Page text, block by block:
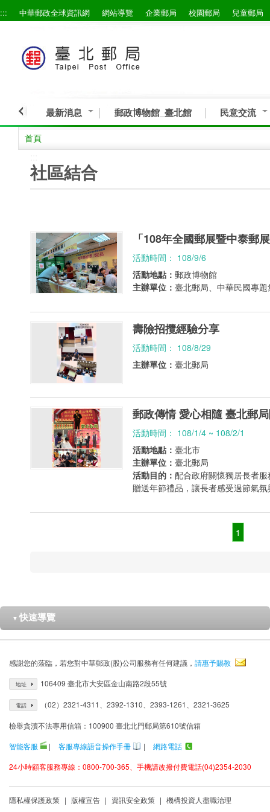
跳到主要內容區塊
::: 中華郵政全球資訊網 網站導覽 企業郵局 校園郵局 兒童郵局
最新消息 郵政博物館_臺北館 民意交流
首頁
社區結合
「108年全國郵展暨中泰郵
活動時間： 108/9/6
活動地點： 郵政博物館
主辦單位： 臺北郵局、中華民國專
壽險招攬經驗分享
活動時間： 108/8/29
主辦單位： 臺北郵局
郵政傳情 愛心相隨 臺北郵
活動時間： 108/1/4 ~ 108/2/1
活動地點： 臺北市
主辦單位： 臺北郵局
活動目的： 配合政府關懷獨居長者
贈送年節禮品，讓長者感受過節氣
1
▼ 快速導覽
感謝您的蒞臨，若您對中華郵政(股)公司服務有任何建議， 請惠予賜教
地址 106409 臺北市大安區金山南路2段55號
電話 （02）2321-4311、2392-1310、2393-1261、2321-3625
檢舉貪瀆不法專用信箱：100900 臺北北門郵局第610號信箱
智能客服
| 客服專線語音操作手冊 |
網路電話
24小時顧客服務專線：0800-700-365、手機請改撥付費電話(04)2354-2030
隱私權保護政策 | 版權宣告 | 資訊安全政策 | 機構投資人盡職治理